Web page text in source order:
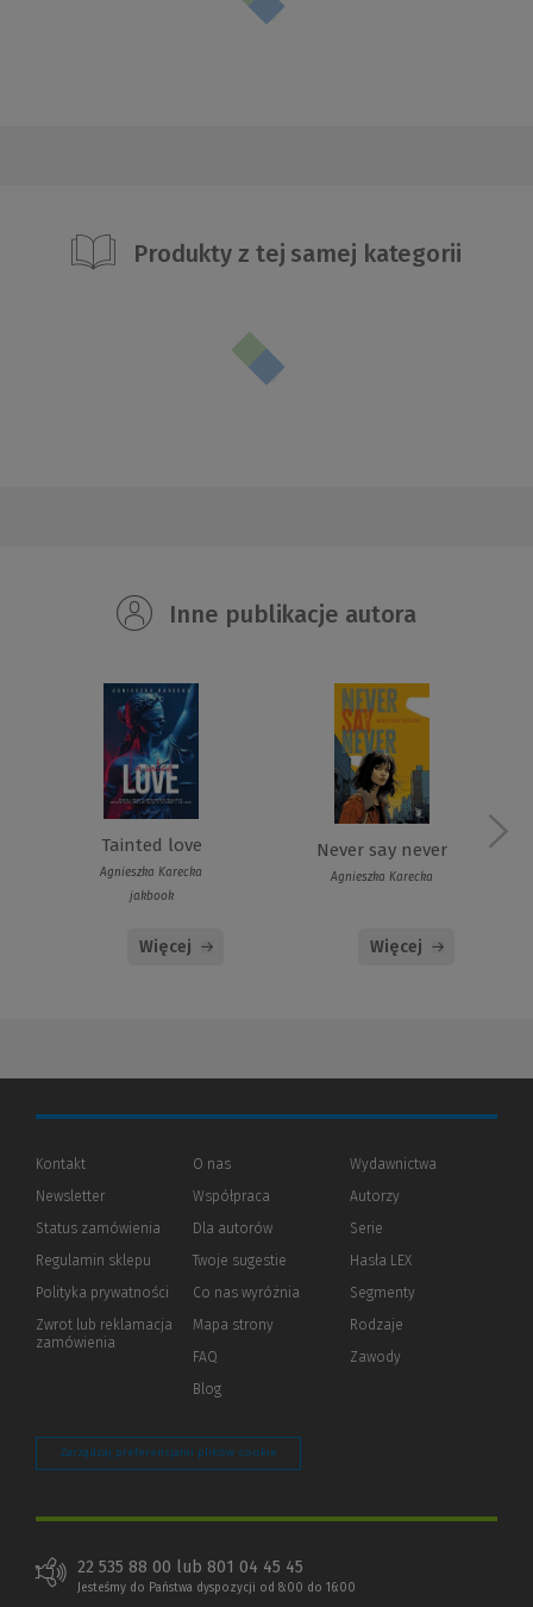
Produkty z tej samej kategorii
Inne publikacje autora
Tainted love
Agnieszka Karecka
jakbook
Więcej
Never say never
Agnieszka Karecka
Więcej
Kontakt
Newsletter
Status zamówienia
Regulamin sklepu
Polityka prywatności (Nowe
(Link
innej
Zwrot lub reklamacja
zamówienia
O nas
Współpraca
Dla autorów(Nowe
(Link
innej
Twoje sugestie
Co nas wyróżnia
Mapa strony
FAQ
Blog
Wydawnictwa
Autorzy
Serie
Hasła LEX
Segmenty
Rodzaje
Zawody
Zarządzaj preferencjami plików cookie
22 535 88 00 lub 801 04 45 45
Jesteśmy do Państwa dyspozycji od 8:00 do 16:00